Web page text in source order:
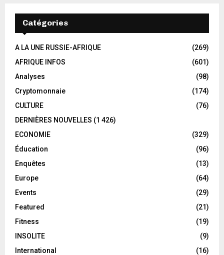
Catégories
A LA UNE RUSSIE-AFRIQUE
(269)
AFRIQUE INFOS
(601)
Analyses
(98)
Cryptomonnaie
(174)
CULTURE
(76)
DERNIÈRES NOUVELLES (1 426)
ECONOMIE
(329)
Éducation
(96)
Enquêtes
(13)
Europe
(64)
Events
(29)
Featured
(21)
Fitness
(19)
INSOLITE
(9)
International
(16)